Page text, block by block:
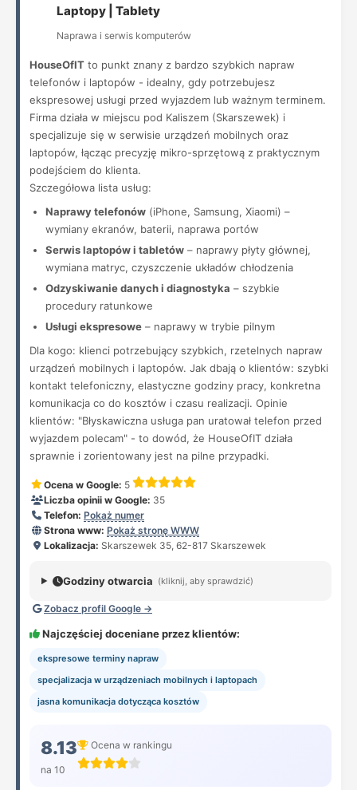
Laptopy | Tablety
Naprawa i serwis komputerów
HouseOfIT to punkt znany z bardzo szybkich napraw
telefonów i laptopów - idealny, gdy potrzebujesz
ekspresowej usługi przed wyjazdem lub ważnym terminem.
Firma działa w miejscu pod Kaliszem (Skarszewek) i
specjalizuje się w serwisie urządzeń mobilnych oraz
laptopów, łącząc precyzję mikro-sprzętową z praktycznym
podejściem do klienta.
Szczegółowa lista usług:
Naprawy telefonów (iPhone, Samsung, Xiaomi) –
wymiany ekranów, baterii, naprawa portów
Serwis laptopów i tabletów – naprawy płyty głównej,
wymiana matryc, czyszczenie układów chłodzenia
Odzyskiwanie danych i diagnostyka – szybkie
procedury ratunkowe
Usługi ekspresowe – naprawy w trybie pilnym
Dla kogo: klienci potrzebujący szybkich, rzetelnych napraw
urządzeń mobilnych i laptopów. Jak dbają o klientów: szybki
kontakt telefoniczny, elastyczne godziny pracy, konkretna
komunikacja co do kosztów i czasu realizacji. Opinie
klientów: "Błyskawiczna usługa pan uratował telefon przed
wyjazdem polecam" - to dowód, że HouseOfIT działa
sprawnie i zorientowany jest na pilne przypadki.
Ocena w Google: 5
Liczba opinii w Google: 35
Telefon: Pokaż numer
Strona www: Pokaż stronę WWW
Lokalizacja: Skarszewek 35, 62-817 Skarszewek
Godziny otwarcia (kliknij, aby sprawdzić)
Zobacz profil Google →
Najczęściej doceniane przez klientów:
ekspresowe terminy napraw
specjalizacja w urządzeniach mobilnych i laptopach
jasna komunikacja dotycząca kosztów
8.13
na 10
Ocena w rankingu